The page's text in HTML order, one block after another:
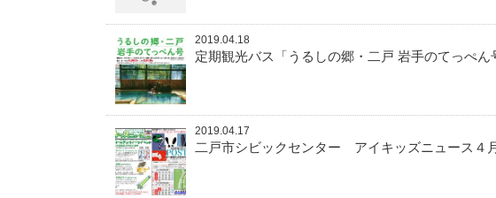
2019.04.18
定期観光バス「うるしの郷・二戸 岩手のてっぺん
2019.04.17
二戸市シビックセンター アイキッズニュース４